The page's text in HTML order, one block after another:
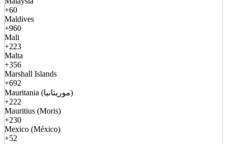
+60
Maldives
+960
Mali
+223
Malta
+356
Marshall Islands
+692
Mauritania (موريتانيا)
+222
Mauritius (Moris)
+230
Mexico (México)
+52